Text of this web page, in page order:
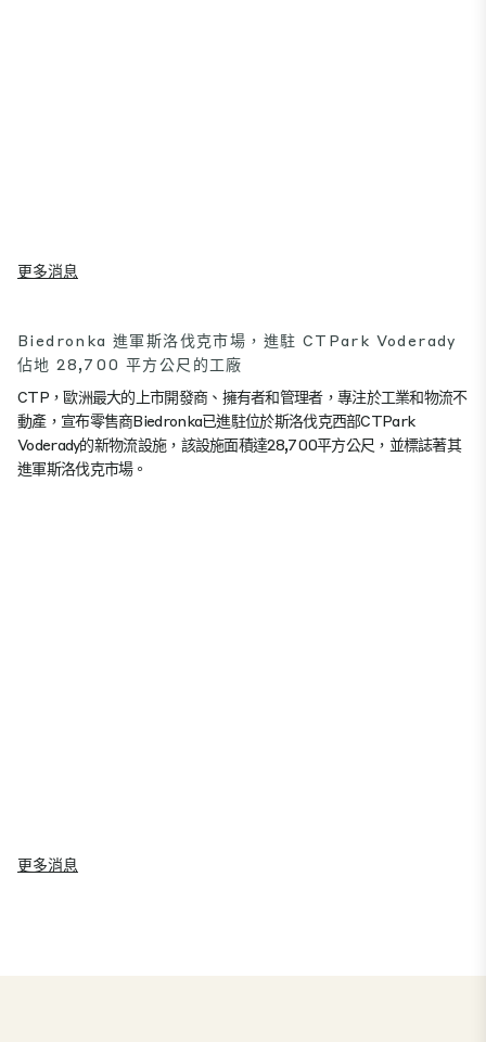
更多消息
Biedronka 進軍斯洛伐克市場，進駐 CTPark Voderady
佔地 28,700 平方公尺的工廠
CTP，歐洲最大的上市開發商、擁有者和管理者，專注於工業和物流不
動產，宣布零售商Biedronka已進駐位於斯洛伐克西部CTPark
Voderady的新物流設施，該設施面積達28,700平方公尺，並標誌著其
進軍斯洛伐克市場。
更多消息